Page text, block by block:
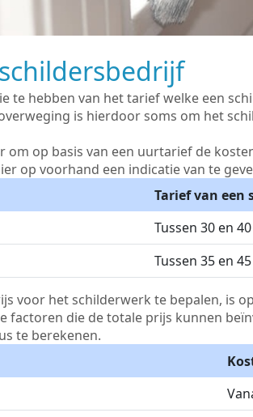
te hebben van het tarief welke een
is hierdoor soms om het
om op basis van een uurtarief de
op voorhand een indicatie van te
Tarief van een
Tussen 30 en
Tussen 35 en
voor het schilderwerk te bepalen, is
factoren die de totale prijs kunnen
te berekenen.